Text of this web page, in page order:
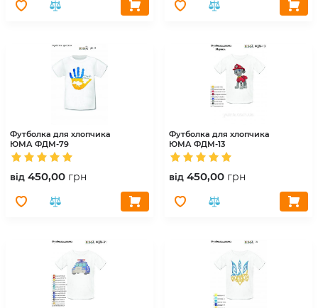
Футболка для хлопчика
ЮМА ФДМ-79
вiд 450,00 грн
Футболка для хлопчика
ЮМА ФДМ-13
вiд 450,00 грн